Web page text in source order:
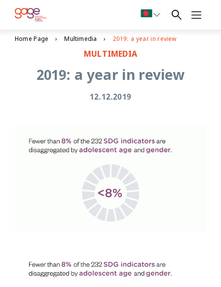
Home Page Multimedia 2019: a year in review
MULTIMEDIA
2019: a year in review
12.12.2019